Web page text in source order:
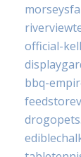
official-
bbq-